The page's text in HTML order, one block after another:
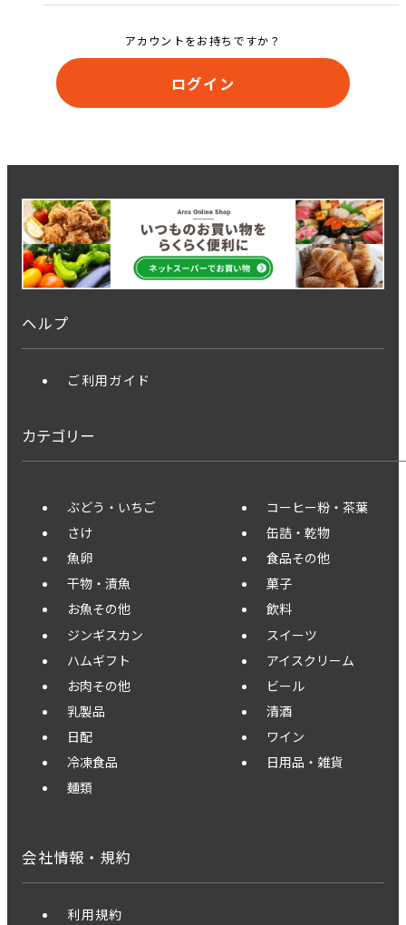
アカウントをお持ちですか？
ログイン
ヘルプ
ご利用ガイド
カテゴリー
ぶどう・いちご
さけ
魚卵
干物・漬魚
お魚その他
ジンギスカン
ハムギフト
お肉その他
乳製品
日配
冷凍食品
麺類
コーヒー粉・茶葉
缶詰・乾物
食品その他
菓子
飲料
スイーツ
アイスクリーム
ビール
清酒
ワイン
日用品・雑貨
会社情報・規約
利用規約